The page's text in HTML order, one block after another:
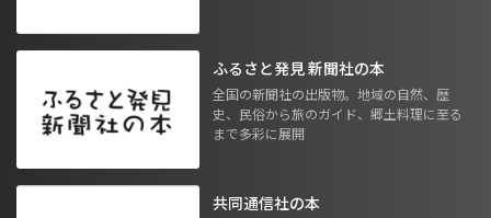
ふるさと発見 新聞社の本
全国の新聞社の出版物。地域の自然、歴
史、民俗から旅のガイド、郷土料理に至る
まで多彩に展開
共同通信社の本